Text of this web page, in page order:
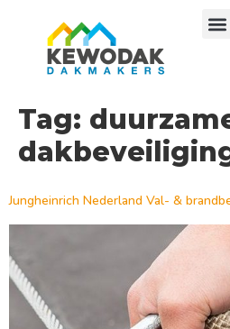
Tag:
Jungheinrich Nederland Val- &